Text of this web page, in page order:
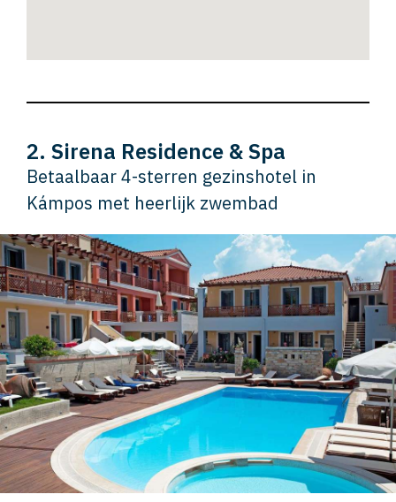
2. Sirena Residence & Spa
Betaalbaar 4-sterren gezinshotel in
Kámpos met heerlijk zwembad